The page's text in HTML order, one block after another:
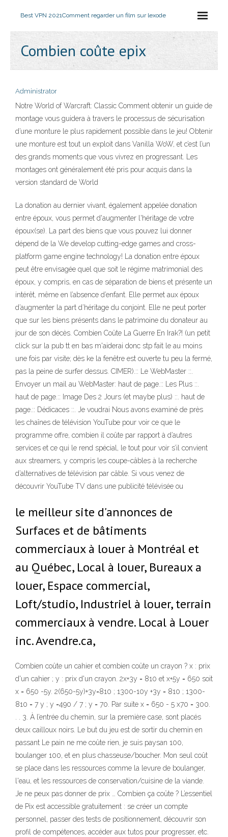
Best VPN 2021Comment regarder un film sur lexode
Combien coûte epix
Administrator
Notre World of Warcraft: Classic Comment obtenir un guide de
montage vous guidera à travers le processus de sécurisation
d’une monture le plus rapidement possible dans le jeu! Obtenir
une monture est tout un exploit dans Vanilla WoW, et c’est l’un
des grands moments que vous vivrez en progressant. Les
montages ont généralement été pris pour acquis dans la
version standard de World
La donation au dernier vivant, également appelée donation
entre époux, vous permet d'augmenter l'héritage de votre
époux(se). La part des biens que vous pouvez lui donner
dépend de la We develop cutting-edge games and cross-
platform game engine technology! La donation entre époux
peut être envisagée quel que soit le régime matrimonial des
époux, y compris, en cas de séparation de biens et présente un
intérêt, même en l’absence d’enfant. Elle permet aux époux
d’augmenter la part d’héritage du conjoint. Elle ne peut porter
que sur les biens présents dans le patrimoine du donateur au
jour de son décès. Combien Coûte La Guerre En Irak?! (un petit
click sur la pub tt en bas m'aiderai donc stp fait le au moins
une fois par visite; dès ke la fenêtre est ouverte tu peu la fermé,
pas la peine de surfer dessus. CIMER).:: Le WebMaster ::.
Envoyer un mail au WebMaster: haut de page.:: Les Plus ::.
haut de page.:: Image Des 2 Jours (et maybe plus) ::. haut de
page.:: Dédicaces ::. Je voudrai Nous avons examiné de près
les chaînes de télévision YouTube pour voir ce que le
programme offre, combien il coûte par rapport à d’autres
services et ce qui le rend spécial, le tout pour voir s’il convient
aux streamers, y compris les coupe-câbles à la recherche
d’alternatives de télévision par câble. Si vous venez de
découvrir YouTube TV dans une publicité télévisée ou
le meilleur site d'annonces de
Surfaces et de bâtiments
commerciaux à louer à Montréal et
au Québec, Local à louer, Bureaux a
louer, Espace commercial,
Loft/studio, Industriel à louer, terrain
commerciaux à vendre. Local à Louer
inc. Avendre.ca,
Combien coûte un cahier et combien coûte un crayon ? x : prix
d'un cahier ; y : prix d'un crayon. 2x+3y = 810 et x+5y = 650 soit
x = 650 -5y. 2(650-5y)+3y=810 ; 1300-10y +3y = 810 ; 1300-
810 = 7 y ; y =490 / 7 ; y = 70. Par suite x = 650 - 5 x70 = 300.
. . 3. À l’entrée du chemin, sur la première case, sont placés
deux cailloux noirs. Le but du jeu est de sortir du chemin en
passant Le pain ne me coûte rien, je suis paysan 100,
boulanger 100, et en plus chasseuse/boucher. Mon seul coût
se place dans les ressources comme la levure de boulanger,
l'eau, et les ressources de conservation/cuisine de la viande.
Je ne peux pas donner de prix … Combien ça coûte ? L’essentiel
de Pix est accessible gratuitement : se créer un compte
personnel, passer des tests de positionnement, découvrir son
profil de compétences, accéder aux tutos pour progresser, etc.